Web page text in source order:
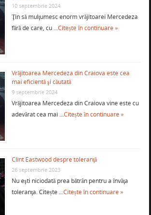
10 septembrie 2024
Ţin să mulţumesc enorm vrăjitoarei Mercedeza
fără de care, cu …Citește în continuare »
Vrăjitoarea Mercedeza din Craiova este cea
mai eficientă şi căutată
9 septembrie 2024
Vrăjitoarea Mercedeza din Craiova vine este cu
adevărat cea mai …Citește în continuare »
Clint Eastwood despre toleranţă
26 septembrie 2023
Nu eşti niciodată prea bătrân pentru a învăţa
toleranţa. Citește …Citește în continuare »